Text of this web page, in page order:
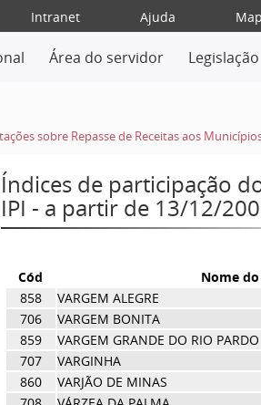
Intranet Ajuda
Área do servidor Legislação
sobre Repasse de Receitas aos
Índices de participação
IPI - a partir de 13/12/
Cód Nome
858
VARGEM ALEGRE
706
VARGEM BONITA
859
VARGEM GRANDE DO RIO PARDO
707
VARGINHA
860
VARJÃO DE MINAS